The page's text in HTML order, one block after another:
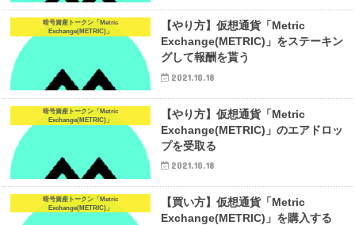
暗号資産トークン「Metric
Exchange(METRIC)」
【やり方】仮想通貨「Metric
Exchange(METRIC)」をステーキン
グして報酬を貰う
2021.10.18
暗号資産トークン「Metric
Exchange(METRIC)」
【やり方】仮想通貨「Metric
Exchange(METRIC)」のエアドロッ
プを受取る
2021.10.18
暗号資産トークン「Metric
Exchange(METRIC)」
【買い方】仮想通貨「Metric
Exchange(METRIC)」を購入する